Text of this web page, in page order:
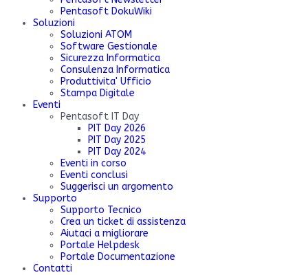
Pentasoft DokuWiki
Soluzioni
Soluzioni ATOM
Software Gestionale
Sicurezza Informatica
Consulenza Informatica
Produttivita' Ufficio
Stampa Digitale
Eventi
Pentasoft IT Day
PIT Day 2026
PIT Day 2025
PIT Day 2024
Eventi in corso
Eventi conclusi
Suggerisci un argomento
Supporto
Supporto Tecnico
Crea un ticket di assistenza
Aiutaci a migliorare
Portale Helpdesk
Portale Documentazione
Contatti